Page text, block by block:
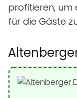
profitieren, um
für die Gäste